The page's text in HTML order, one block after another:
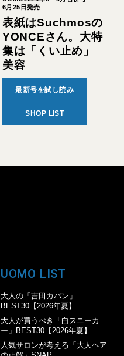
6月25日発売
表紙はSuchmosの
YONCEさん。大特
集は「くい止め」
美容
最新号を試し読み
SHOP LIST
UOMO LIST
大人の「吉田カバン」
BEST30【2026年夏】
大人が買うべき「白スニーカ
ー」BEST30【2026年夏】
人気サロンが考える「大人ヘア